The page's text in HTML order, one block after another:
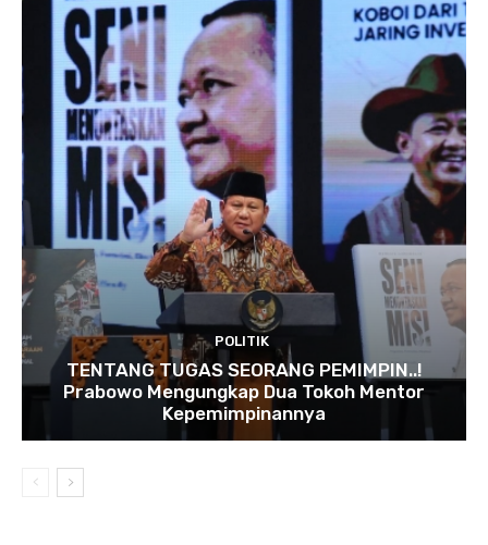
POLITIK
TENTANG TUGAS SEORANG PEMIMPIN..!
Prabowo Mengungkap Dua Tokoh Mentor
Kepemimpinannya